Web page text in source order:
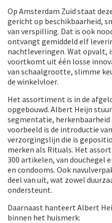
Op Amsterdam Zuid staat
gericht op beschikbaarheid,
van verspilling. Dat is ook
ontvangt gemiddeld elf
nachtleveringen. Wat opvalt,
voortkomt uit één losse
van schaalgrootte, slimme
de winkelvloer.
Het assortiment is in de
opgebouwd. Albert Heijn
segmentatie, herkenbaarheid
voorbeeld is de introductie van
verzorgingslijn die is
merken als Rituals. Het
300 artikelen, van douchegel
en condooms. Ook
deel van uit, wat zowel
ondersteunt.
Daarnaast hanteert Albert
binnen het huismerk: